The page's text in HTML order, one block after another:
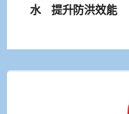
導
覽
水 提升防洪效能